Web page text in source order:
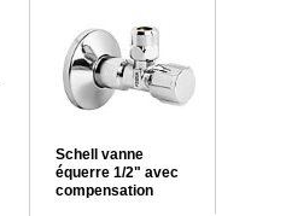
Schell vanne
équerre 1/2" avec
compensation